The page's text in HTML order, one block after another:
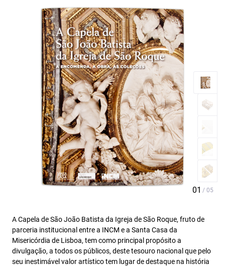
A Capela de São João Batista da Igreja de São Roque, fruto de
parceria institucional entre a INCM e a Santa Casa da
Misericórdia de Lisboa, tem como principal propósito a
divulgação, a todos os públicos, deste tesouro nacional que pelo
seu inestimável valor artístico tem lugar de destaque na história